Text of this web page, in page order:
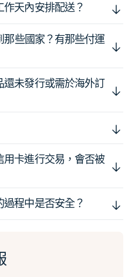
天內安排配送？
那些國家？有那些付運
未發行或需於海外訂
卡進行交易，會否被
程中是否安全？